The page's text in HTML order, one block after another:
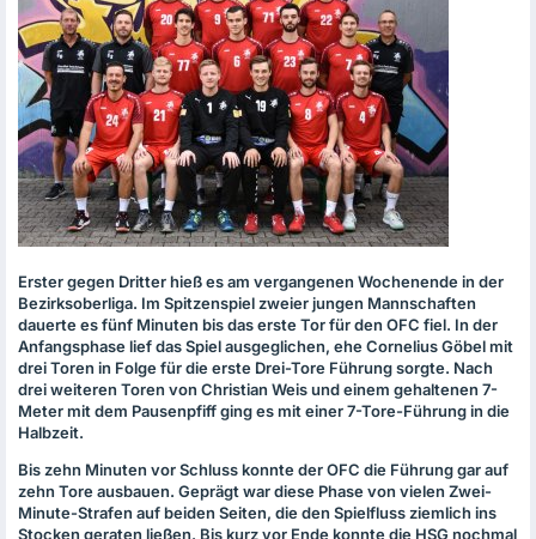
Erster gegen Dritter hieß es am vergangenen Wochenende in der
Bezirksoberliga. Im Spitzenspiel zweier jungen Mannschaften
dauerte es fünf Minuten bis das erste Tor für den OFC fiel. In der
Anfangsphase lief das Spiel ausgeglichen, ehe Cornelius Göbel mit
drei Toren in Folge für die erste Drei-Tore Führung sorgte. Nach
drei weiteren Toren von Christian Weis und einem gehaltenen 7-
Meter mit dem Pausenpfiff ging es mit einer 7-Tore-Führung in die
Halbzeit.
Bis zehn Minuten vor Schluss konnte derOFC die Führung gar auf
zehn Tore ausbauen. Geprägt war diese Phase von vielen Zwei-
Minute-Strafen auf beiden Seiten, die den Spielfluss ziemlich ins
Stocken geraten ließen. Bis kurz vor Ende konnte die HSG nochmal